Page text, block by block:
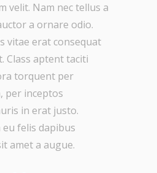
velit. Nam nec tellus a
a ornare odio.
vitae erat consequat
Class aptent taciti
torquent per
per inceptos
in erat justo.
felis dapibus
amet a augue.